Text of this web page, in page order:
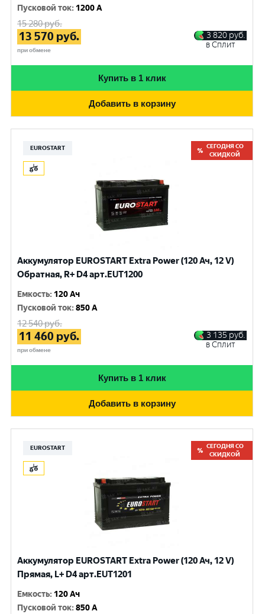
Пусковой ток: 1200 A
15 280руб.
13 570 руб.
при обмене
3 820 руб.
в Сплит
Купить в 1 клик
Добавить в корзину
EUROSTART
СЕГОДНЯ СО
СКИДКОЙ
Аккумулятор EUROSTART Extra Power (120 Ач, 12 V)
Обратная, R+ D4 арт.EUT1200
Емкость: 120 Ач
Пусковой ток:850 A
12 540руб.
11 460 руб.
при обмене
3 135 руб.
в Сплит
Купить в 1 клик
Добавить в корзину
EUROSTART
СЕГОДНЯ СО
СКИДКОЙ
Аккумулятор EUROSTART Extra Power (120 Ач, 12 V)
Прямая, L+ D4 арт.EUT1201
Емкость: 120 Ач
Пусковой ток:850 A